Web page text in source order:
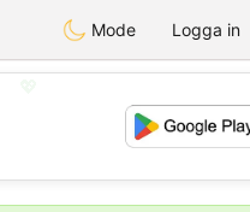
Mode Logga in